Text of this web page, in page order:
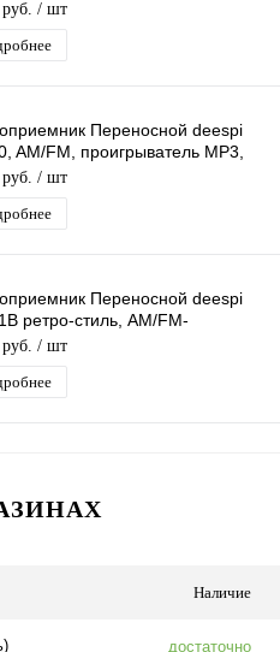
питание
220В
/ шт
Переносной deespi
AM/FM, проигрыватель MP3,
AUX/MicroSD,
220
/ шт
Переносной deespi
ретро-стиль, AM/FM-
питание
220В
/ шт
Наличие
достаточно